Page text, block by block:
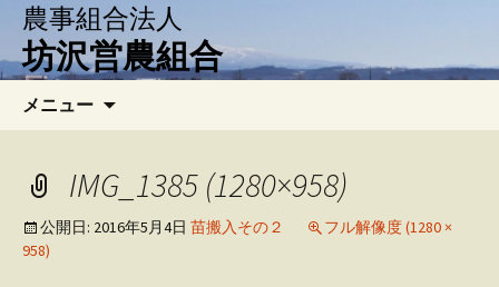
農事組合法人
坊沢営農組合
メニュー
ン
ツ
へ
IMG_1385 (1280×958)
公開日: 2016年5月4日 苗搬入その２
フル解像度 (1280 ×
958)